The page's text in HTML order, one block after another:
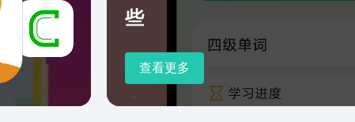
些
查看更多